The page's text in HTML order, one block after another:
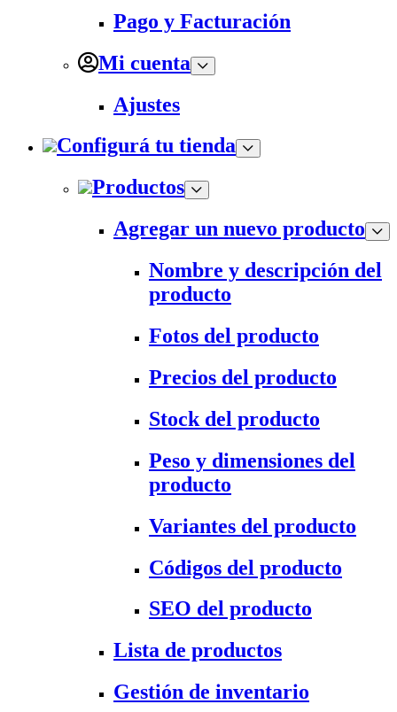
Pago y Facturación
Mi cuenta
Ajustes
Configurá tu tienda
Productos
Agregar un nuevo producto
Nombre y descripción del
producto
Fotos del producto
Precios del producto
Stock del producto
Peso y dimensiones del
producto
Variantes del producto
Códigos del producto
SEO del producto
Lista de productos
Gestión de inventario